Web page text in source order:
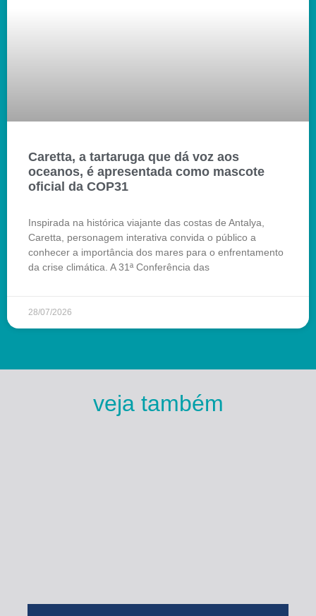
Caretta, a tartaruga que dá voz aos
oceanos, é apresentada como mascote
oficial da COP31
Inspirada na histórica viajante das costas de Antalya,
Caretta, personagem interativa convida o público a
conhecer a importância dos mares para o enfrentamento
da crise climática. A 31ª Conferência das
28/07/2026
veja também